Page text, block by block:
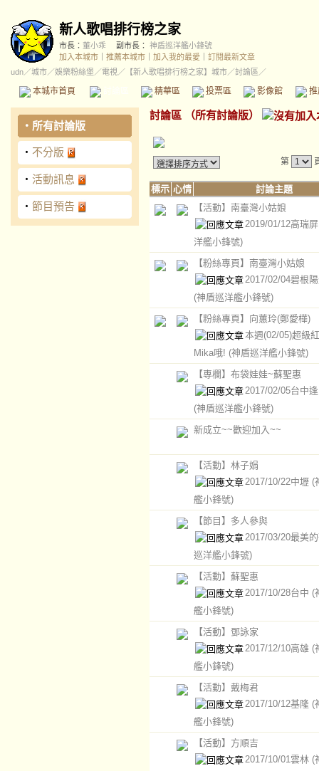
新人歌唱排行榜之家
市長： 董小乖 副市長： 神盾巡洋艦小鋒號
加入本城市
推薦本城市 加入我的最愛
訂閱最新文章
udn／城市／娛樂粉絲堡 ／電視 ／ 【新人歌唱排行榜之家】城市／討論區／
本城市首頁 精華區 投票區 影像館
‧ 所有討論版
‧ 不分版
‧ 活動訊息
‧ 節目預告
討論區 （所有討論版）
第
標示 心情
討論主題
【活動】南臺灣小姑娘
2019/01/12高瑞
洋艦小鋒號)
【粉絲專頁】南臺灣小姑娘
2017/02/04碧根
(神盾巡洋艦小鋒號)
【粉絲專頁】向蕙玲(鄭愛樺)
本週(02/05)超級
Mika哦! (神盾巡洋艦小鋒號)
【專欄】布袋娃娃~蘇聖惠
2017/02/05台中
(神盾巡洋艦小鋒號)
新成立~~歡迎加入~~
【活動】林子娟
2017/10/22中壢 (
艦小鋒號)
【節目】多人參與
2017/03/20最美
巡洋艦小鋒號)
【活動】蘇聖惠
2017/10/28台中 (
艦小鋒號)
【活動】鄧詠家
2017/12/10高雄 (
艦小鋒號)
【活動】戴梅君
2017/10/12基隆 (
艦小鋒號)
【活動】方順吉
2017/10/01雲林 (